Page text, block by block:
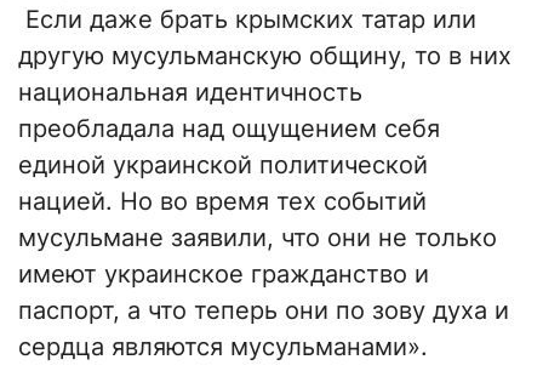
Если даже брать крымских татар или
другую мусульманскую общину, то в них
национальная идентичность
преобладала над ощущением себя
единой украинской политической
нацией. Но во время тех событий
мусульмане заявили, что они не только
имеют украинское гражданство и
паспорт, а что теперь они по зову духа и
сердца являются мусульманами».